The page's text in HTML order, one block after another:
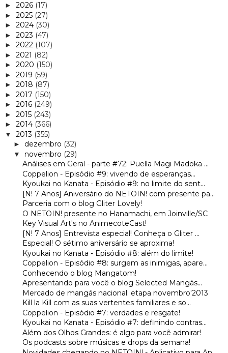
► 2026 (17)
► 2025 (27)
► 2024 (30)
► 2023 (47)
► 2022 (107)
► 2021 (82)
► 2020 (150)
► 2019 (59)
► 2018 (87)
► 2017 (150)
► 2016 (249)
► 2015 (243)
► 2014 (366)
▼ 2013 (355)
► dezembro (32)
▼ novembro (29)
Análises em Geral - parte #72: Puella Magi Madoka ...
Coppelion - Episódio #9: vivendo de esperanças...
Kyoukai no Kanata - Episódio #9: no limite do sent...
[N! 7 Anos] Aniversário do NETOIN! com presente pa...
Parceria com o blog Gliter Lovely!
O NETOIN! presente no Hanamachi, em Joinville/SC
Key Visual Art's no AnimecoteCast!
[N! 7 Anos] Entrevista especial! Conheça o Gliter ...
Especial! O sétimo aniversário se aproxima!
Kyoukai no Kanata - Episódio #8: além do limite!
Coppelion - Episódio #8: surgem as inimigas, apare...
Conhecendo o blog Mangatom!
Apresentando para você o blog Selected Mangás...
Mercado de mangás nacional: etapa novembro'2013
Kill la Kill com as suas vertentes familiares e so...
Coppelion - Episódio #7: verdades e resgate!
Kyoukai no Kanata - Episódio #7: definindo contras...
Além dos Olhos Grandes: é algo para você admirar!
Os podcasts sobre músicas e drops da semana!